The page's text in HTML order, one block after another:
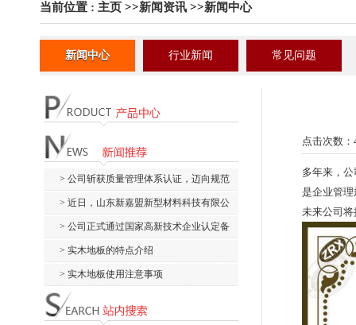
当前位置 : 主页 >>新闻资讯 >>新闻中心
新闻中心 行业新闻 常见问题
点击次数：
多年来，
是企业管
未来公司
> 公司斩获质量管理体系认证，迈向规范
化管理新阶...
> 近日，山东新嘉盟新型材料科技有限公
司顺利通过...
> 公司正式通过国家高新技术企业认定备
案，荣获国...
> 实木地板的特点介绍
> 实木地板使用注意事项